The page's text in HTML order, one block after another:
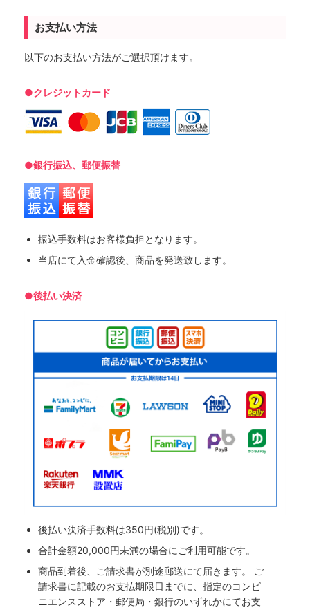
お支払い方法
以下のお支払い方法がご選択頂けます。
●クレジットカード
●銀行振込、郵便振替
振込手数料はお客様負担となります。
当店にて入金確認後、商品を発送致します。
●後払い決済
後払い決済手数料は350円(税別)です。
合計金額20,000円未満の場合にご利用可能です。
商品到着後、ご請求書が別途郵送にて届きます。 ご
請求書に記載のお支払期限日までに、指定のコンビ
ニエンスストア・郵便局・銀行のいずれかにてお支